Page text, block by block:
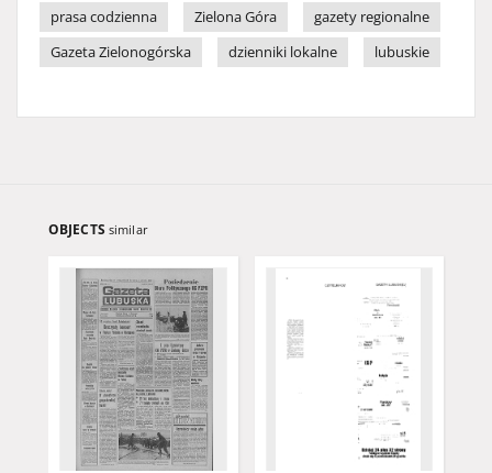
prasa codzienna
Zielona Góra
gazety regionalne
Gazeta Zielonogórska
dzienniki lokalne lubuskie
OBJECTS similar